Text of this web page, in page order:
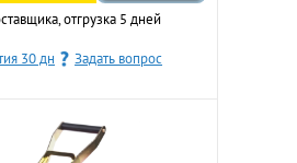
отгрузка 5 дней
30 дн Задать вопрос